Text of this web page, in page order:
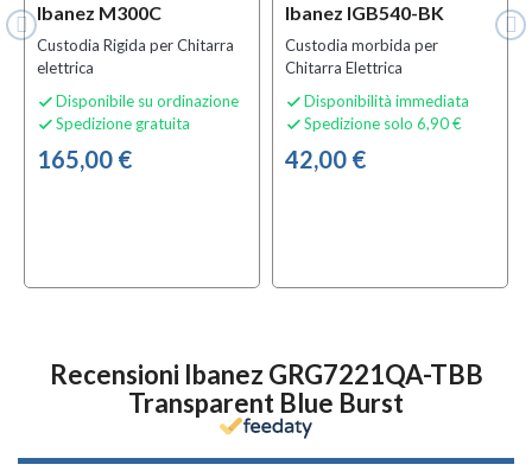
Ibanez M300C
Custodia Rigida per Chitarra
elettrica
 Disponibile su ordinazione
 Spedizione gratuita
165,00 €
Ibanez IGB540-BK
Custodia morbida per
Chitarra Elettrica
 Disponibilità immediata
 Spedizione solo 6,90 €
42,00 €
Recensioni Ibanez GRG7221QA-TBB
Transparent Blue Burst